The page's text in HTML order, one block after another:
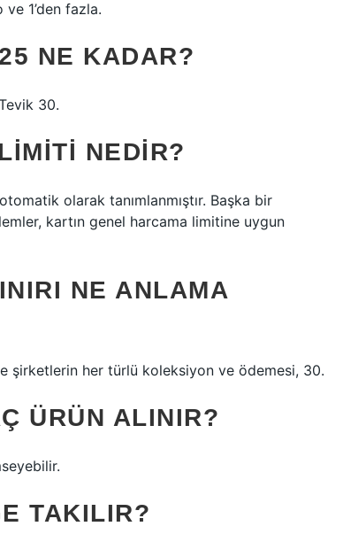
1’den fazla.
NE KADAR?
30.
NEDIR?
olarak tanımlanmıştır. Başka bir
kartın genel harcama limitine uygun
NE ANLAMA
şirketlerin her türlü koleksiyon ve ödemesi, 30.
ÜRÜN ALINIR?
TAKILIR?